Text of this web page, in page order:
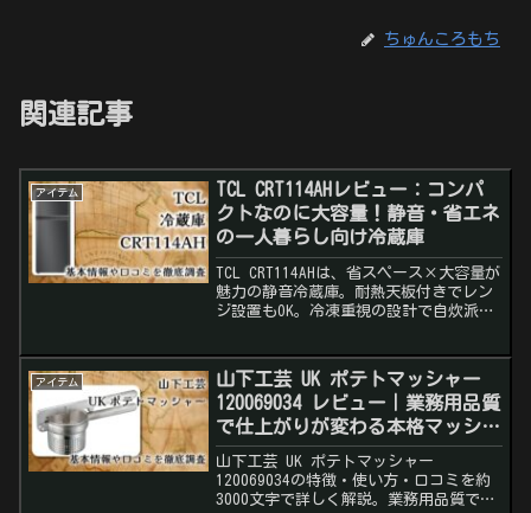
ちゅんころもち
関連記事
アイテム
TCL CRT114AHレビュー：コンパ
クトなのに大容量！静音・省エネ
の一人暮らし向け冷蔵庫
TCL CRT114AHは、省スペース×大容量が
魅力の静音冷蔵庫。耐熱天板付きでレン
ジ設置もOK。冷凍重視の設計で自炊派に
アイテム
山下工芸 UK ポテトマッシャー
120069034 レビュー｜業務用品質
で仕上がりが変わる本格マッシャ
ー
山下工芸 UK ポテトマッシャー
120069034の特徴・使い方・口コミを約
3000文字で詳しく解説。業務用品質で仕